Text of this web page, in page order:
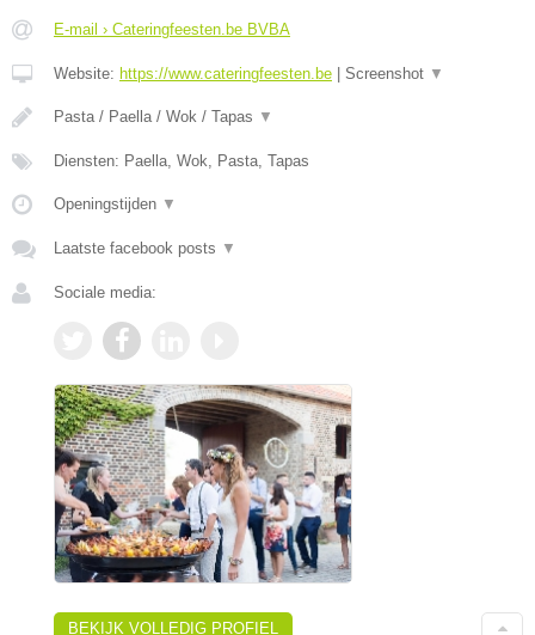
E-mail › Cateringfeesten.be BVBA
Website: https://www.cateringfeesten.be Screenshot ▼
Pasta / Paella / Wok / Tapas ▼
Diensten: Paella, Wok, Pasta, Tapas
Openingstijden ▼
Laatste facebook posts ▼
Sociale media:
BEKIJK VOLLEDIG PROFIEL